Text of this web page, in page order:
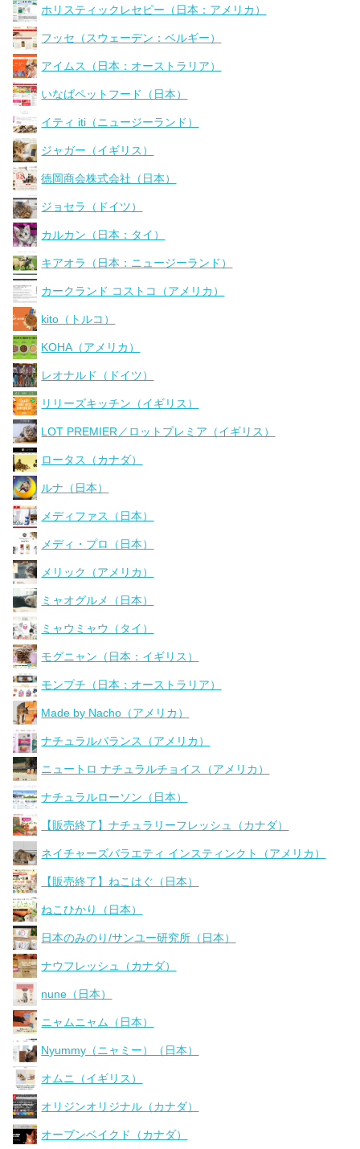
ホリスティックレセピー（日本：アメリカ）
フッセ（スウェーデン：ベルギー）
アイムス（日本：オーストラリア）
いなばペットフード（日本）
イティ iti（ニュージーランド）
ジャガー（イギリス）
徳岡商会株式会社（日本）
ジョセラ（ドイツ）
カルカン（日本：タイ）
キアオラ（日本：ニュージーランド）
カークランド コストコ（アメリカ）
kito（トルコ）
KOHA（アメリカ）
レオナルド（ドイツ）
リリーズキッチン（イギリス）
LOT PREMIER／ロットプレミア（イギリス）
ロータス（カナダ）
ルナ（日本）
メディファス（日本）
メディ・プロ（日本）
メリック（アメリカ）
ミャオグルメ（日本）
ミャウミャウ（タイ）
モグニャン（日本：イギリス）
モンプチ（日本：オーストラリア）
Made by Nacho（アメリカ）
ナチュラルバランス（アメリカ）
ニュートロ ナチュラルチョイス（アメリカ）
ナチュラルローソン（日本）
【販売終了】ナチュラリーフレッシュ（カナダ）
ネイチャーズバラエティ インスティンクト（アメリカ）
【販売終了】ねこはぐ（日本）
ねこひかり（日本）
日本のみのり/サンユー研究所（日本）
ナウフレッシュ（カナダ）
nune（日本）
ニャムニャム（日本）
Nyummy（ニャミー）（日本）
オムニ（イギリス）
オリジンオリジナル（カナダ）
オーブンベイクド（カナダ）